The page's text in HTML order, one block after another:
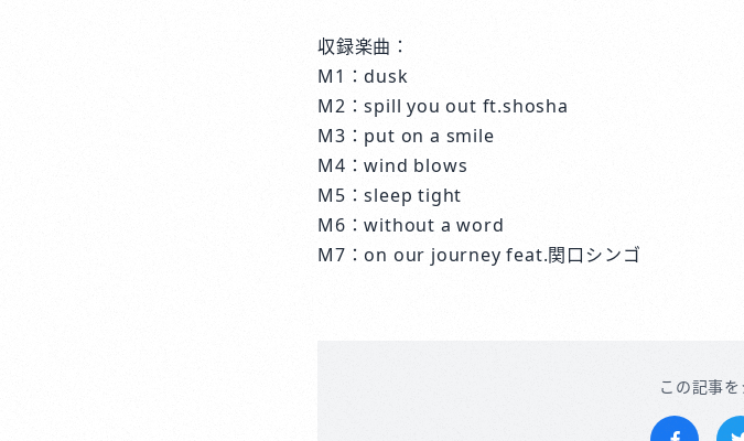
収録楽曲：
M1：dusk
M2：spill you out ft.shosha
M3：put on a smile
M4：wind blows
M5：sleep tight
M6：without a word
M7：on our journey feat.関口シンゴ
この記事